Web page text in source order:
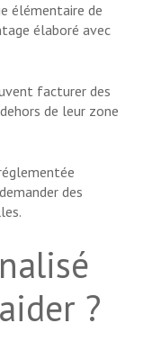
élémentaire de
élaboré avec
facturer des
de leur zone
des
?